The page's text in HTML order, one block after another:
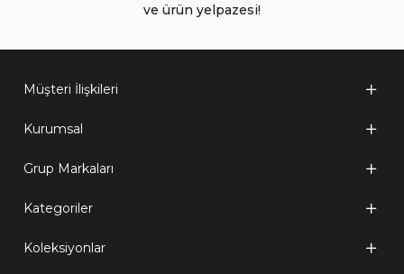
ve ürün yelpazesi!
Müşteri İlişkileri
Kurumsal
Grup Markaları
Kategoriler
Koleksiyonlar